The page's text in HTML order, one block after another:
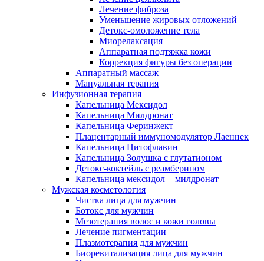
Лечение фиброза
Уменьшение жировых отложений
Детокс-омоложение тела
Миорелаксация
Аппаратная подтяжка кожи
Коррекция фигуры без операции
Аппаратный массаж
Мануальная терапия
Инфузионная терапия
Капельница Мексидол
Капельница Милдронат
Капельница Феринжект
Плацентарный иммуномодулятор Лаеннек
Капельница Цитофлавин
Капельница Золушка с глутатионом
Детокс-коктейль с реамберином
Капельница мексидол + милдронат
Мужская косметология
Чистка лица для мужчин
Ботокс для мужчин
Мезотерапия волос и кожи головы
Лечение пигментации
Плазмотерапия для мужчин
Биоревитализация лица для мужчин